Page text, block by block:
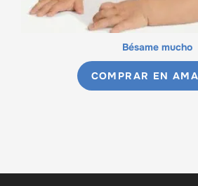
Bésame mucho
COMPRAR EN